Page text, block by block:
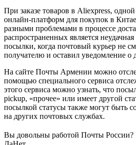
При заказе товаров в Aliexpress,
онлайн-платформ для покупок в
разными проблемами в процессе
распространенных является
посылки, когда почтовый курьер не
получателю и оставил уведомление о
На сайте Почты Армении можно
помощью специального сервиса
этого сервиса можно узнать, что
pickup, «прочее» или имеет другой
посылкой статусы также могут быть
на других почтовых службах.
Вы довольны работой Почты России?